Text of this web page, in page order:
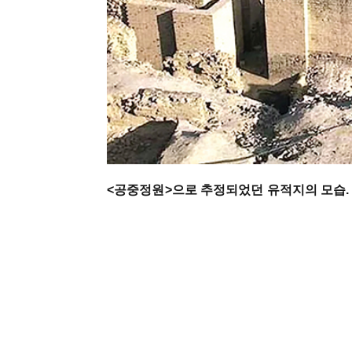
<공중정원 >으로 추정되었던 유적지의 모습.